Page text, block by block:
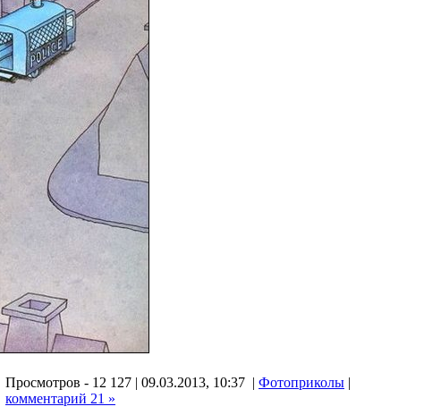
Просмотров - 12 127 | 09.03.2013, 10:37 | Фотоприколы |
комментарий 21 »